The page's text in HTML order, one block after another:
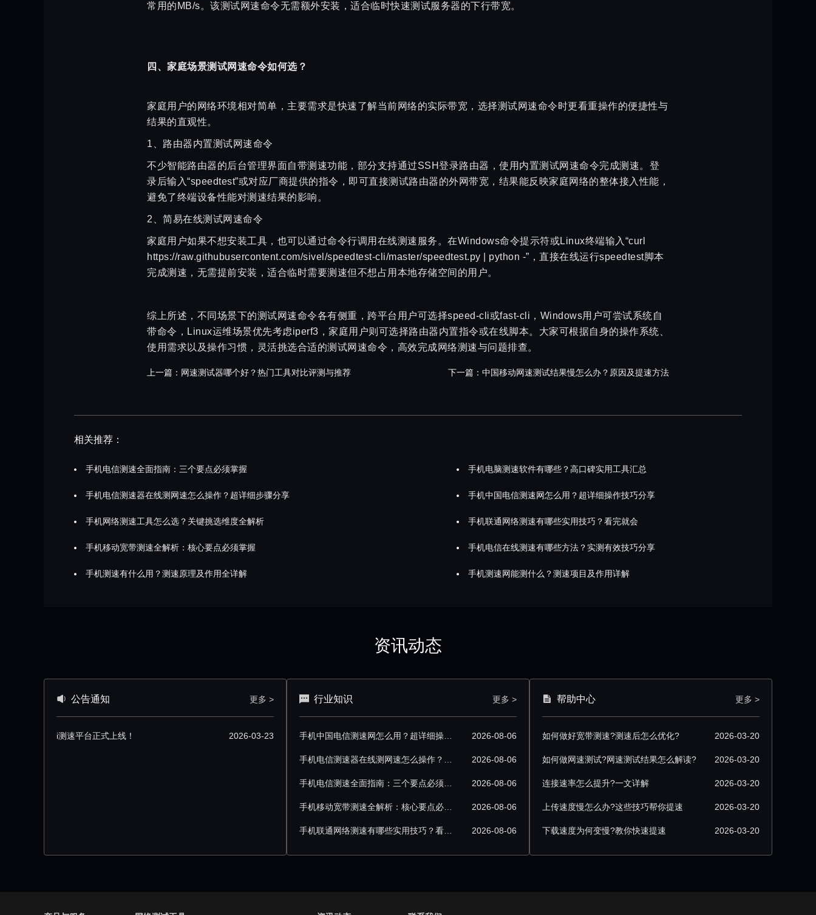
常用的MB/s。该测试网速命令无需额外安装，适合临时快速测试服务器的下行带宽。
四、家庭场景测试网速命令如何选？
家庭用户的网络环境相对简单，主要需求是快速了解当前网络的实际带宽，选择测试网速命令时更看重操作的便捷性与
结果的直观性。
1、路由器内置测试网速命令
不少智能路由器的后台管理界面自带测速功能，部分支持通过SSH登录路由器，使用内置测试网速命令完成测速。登
录后输入“speedtest”或对应厂商提供的指令，即可直接测试路由器的外网带宽，结果能反映家庭网络的整体接入性能，
避免了终端设备性能对测速结果的影响。
2、简易在线测试网速命令
家庭用户如果不想安装工具，也可以通过命令行调用在线测速服务。在Windows命令提示符或Linux终端输入“curl
https://raw.githubusercontent.com/sivel/speedtest-cli/master/speedtest.py | python -”，直接在线运行speedtest脚本
完成测速，无需提前安装，适合临时需要测速但不想占用本地存储空间的用户。
综上所述，不同场景下的测试网速命令各有侧重，跨平台用户可选择speed-cli或fast-cli，Windows用户可尝试系统自
带命令，Linux运维场景优先考虑iperf3，家庭用户则可选择路由器内置指令或在线脚本。大家可根据自身的操作系统、
使用需求以及操作习惯，灵活挑选合适的测试网速命令，高效完成网络测速与问题排查。
上一篇： 网速测试器哪个好？热门工具对比评测与推荐 下一篇： 中国移动网速测试结果慢怎么办？原因及提速方法
相关推荐：
手机电信测速全面指南：三个要点必须掌握
手机电信测速器在线测网速怎么操作？超详细步骤分享
手机网络测速工具怎么选？关键挑选维度全解析
手机移动宽带测速全解析：核心要点必须掌握
手机测速有什么用？测速原理及作用全详解
手机电脑测速软件有哪些？高口碑实用工具汇总
手机中国电信测速网怎么用？超详细操作技巧分享
手机联通网络测速有哪些实用技巧？看完就会
手机电信在线测速有哪些方法？实测有效技巧分享
手机测速网能测什么？测速项目及作用详解
资讯动态
公告通知 更多 >
i测速平台正式上线！ 2026-03-23
行业知识 更多 >
2026-08-06
2026-08-06
2026-08-06
2026-08-06
2026-08-06
帮助中心 更多 >
如何做好宽带测速?测速后怎么优化? 2026-03-20
如何做网速测试?网速测试结果怎么解读? 2026-03-20
连接速率怎么提升?一文详解 2026-03-20
上传速度慢怎么办?这些技巧帮你提速 2026-03-20
下载速度为何变慢?教你快速提速 2026-03-20